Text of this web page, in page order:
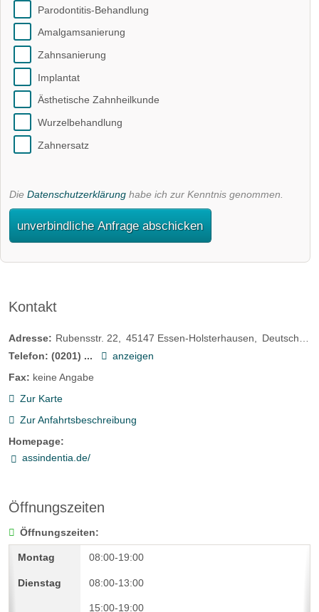
Parodontitis-Behandlung
Amalgamsanierung
Zahnsanierung
Implantat
Ästhetische Zahnheilkunde
Wurzelbehandlung
Zahnersatz
Die Datenschutzerklärung habe ich zur Kenntnis genommen.
unverbindliche Anfrage abschicken
Kontakt
Adresse: Rubensstr. 22 45147 Essen-Holsterhausen
Deutschland
Telefon: (0201) ...
anzeigen
Fax: keine Angabe
Zur Karte
Zur Anfahrtsbeschreibung
Homepage:
assindentia.de/
Öffnungszeiten
Öffnungszeiten:
08:00-19:00
08:00-13:00
15:00-19:00